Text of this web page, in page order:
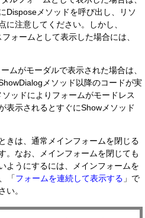
Disposeメソッドを呼び出し、リソ
に注意してください。しかし、
ォームとして表示した場合には、
ムがモーダルで表示された場合は、
メソッド以降のコードが実
ッドによりフォームがモードレス
表示されるとすぐにShowメソッド
きは、通常メインフォームを閉じる
。なお、メインフォームを閉じても
ようにするには、メインフォームを
「フォームを連続して表示する 」で
い。